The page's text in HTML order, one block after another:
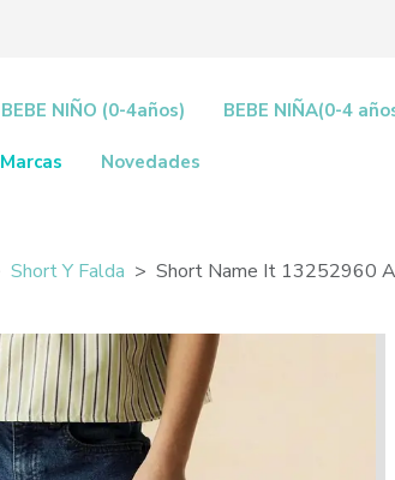
BEBE NIÑO (0-4años) BEBE NIÑA(0-4
Marcas Novedades
Short Y Falda Short Name It 13252960